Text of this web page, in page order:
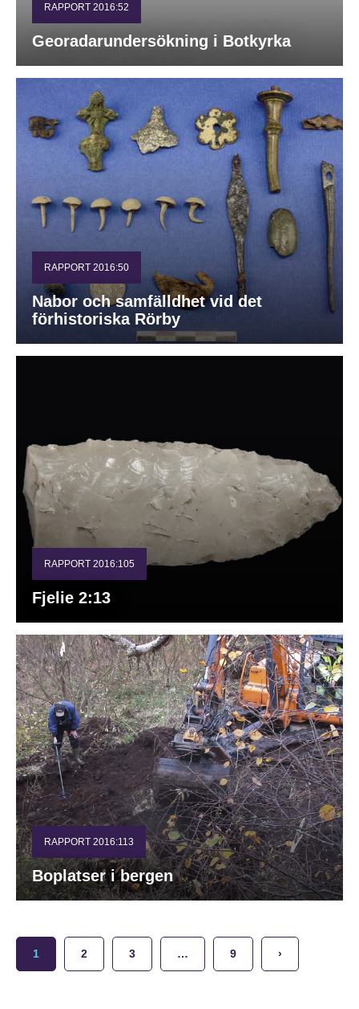
RAPPORT 2016:52
Georadarundersökning i Botkyrka
RAPPORT 2016:50
Nabor och samfälldhet vid det
förhistoriska Rörby
RAPPORT 2016:105
Fjelie 2:13
RAPPORT 2016:113
Boplatser i bergen
1 2 3 … 9 ›